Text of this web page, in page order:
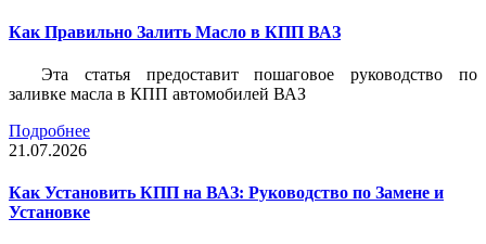
Как Правильно Залить Масло в КПП ВАЗ
Эта статья предоставит пошаговое руководство по
заливке масла в КПП автомобилей ВАЗ
Подробнее
21.07.2026
Как Установить КПП на ВАЗ: Руководство по Замене и
Установке